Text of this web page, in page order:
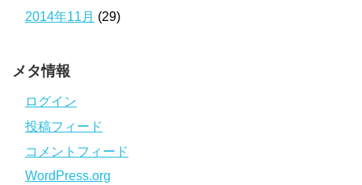
2014年11月 (29)
メタ情報
ログイン
投稿フィード
コメントフィード
WordPress.org